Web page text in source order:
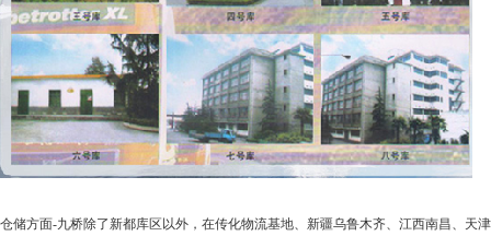
仓储方面-九桥除了新都库区以外，在传化物流基地、新疆乌鲁木齐、江西南昌、